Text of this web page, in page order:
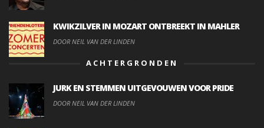
KWIKZILVER IN MOZART ONTBREEKT IN MAHLER
DOOR NEIL VAN DER LINDEN
ACHTERGRONDEN
JURK EN STEMMEN UITGEVOUWEN VOOR PRIDE
DOOR NEIL VAN DER LINDEN